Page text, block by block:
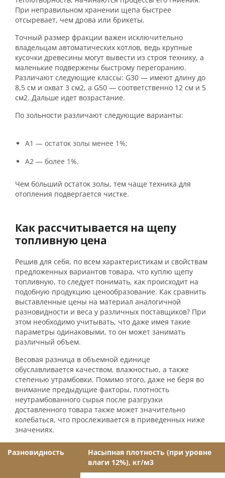
При неправильном хранении щепа быстрее
отсыревает, чем дрова или брикеты.
Точный размер фракции важен исключительно
владельцам автоматических котлов, ведь крупные
кусочки древесины могут вывести из строя технику, а
маленькие подвержены быстрому перегоранию.
Различают следующие классы: G30 — имеют длину до
8,5 см и охват 3 см2, а G50 — соответственно 12 см и 5
см2. Дальше идет возрастание.
По зольности различают следующие варианты:
А1 — остаток золы менее 1%;
А2 — более 1%.
Чем больший остаток золы, тем чаще техника для
отопления подвергается чистке.
Как рассчитывается на щепу
топливную цена
Решив для себя, по всем характеристикам и свойствам
предложенных вариантов товара, что куплю щепу
топливную, то следует понимать, как происходит на
подобную продукцию ценообразование. Как сравнить
выставленные цены на материал аналогичной
разновидности и веса у различных поставщиков? При
этом необходимо учитывать, что даже имея такие
параметры одинаковыми, то он может занимать
различный объем.
Весовая разница в объемной единице
обуславливается качеством, влажностью, а также
степенью утрамбовки. Помимо этого, даже не беря во
внимание предыдущие факторы, плотность
неутрамбованного сырья после разгрузки
доставленного товара также может значительно
колебаться, что прослеживается в приведенных ниже
значениях.
Разновидность
Насыпная плотность (при уровне
влаги 12%), кг/м3